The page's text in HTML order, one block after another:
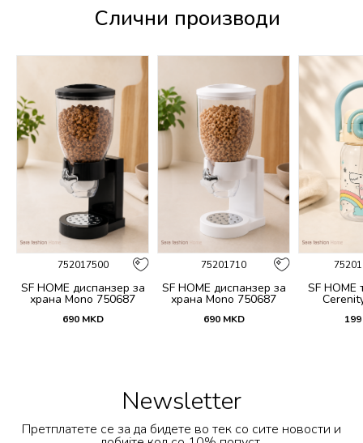
Слични производи
752017500
SF HOME диспанзер за
храна Mono 750687
690 MKD
75201710
SF HOME диспанзер за
храна Mono 750687
690 MKD
SF HOME
199
Newsletter
Претплатете се за да бидете во тек со сите новости и